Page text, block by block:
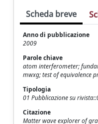
Scheda breve
Anno di pubblicazione
2009
Parole chiave
atom interferometer;
mwxg; test of equivalence
Tipologia
01 Pubblicazione su
Citazione
Matter wave explorer of